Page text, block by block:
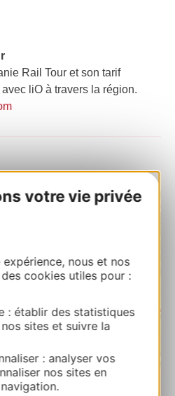
votre vie privée
nous et nos
cookies utiles pour :
: établir des statistiques
sites et suivre la
: analyser vos
nos sites en
Rail Tour et son tarif
liO à travers la région.